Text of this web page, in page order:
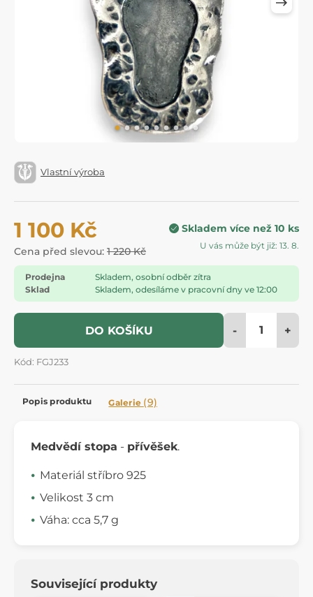
Vlastní výroba
1 100 Kč
Cena před slevou: 1 220 Kč
Skladem více než 10 ks
U vás může být již: 13. 8.
Prodejna
Skladem, osobní odběr zítra
Sklad
Skladem, odesíláme v pracovní dny ve 12:00
DO KOŠÍKU - +
Kód: FGJ233
Popis produktu Galerie (9)
Medvědí stopa - přívěšek.
Materiál stříbro 925
Velikost 3 cm
Váha: cca 5,7 g
Související produkty